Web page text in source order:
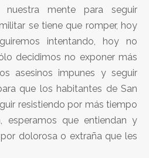
nuestra mente para seguir
se tiene que romper, hoy
intentando, hoy no
decidimos no exponer más
asesinos impunes y seguir
que los habitantes de San
resistiendo por más tiempo
esperamos que entiendan y
dolorosa o extraña que les